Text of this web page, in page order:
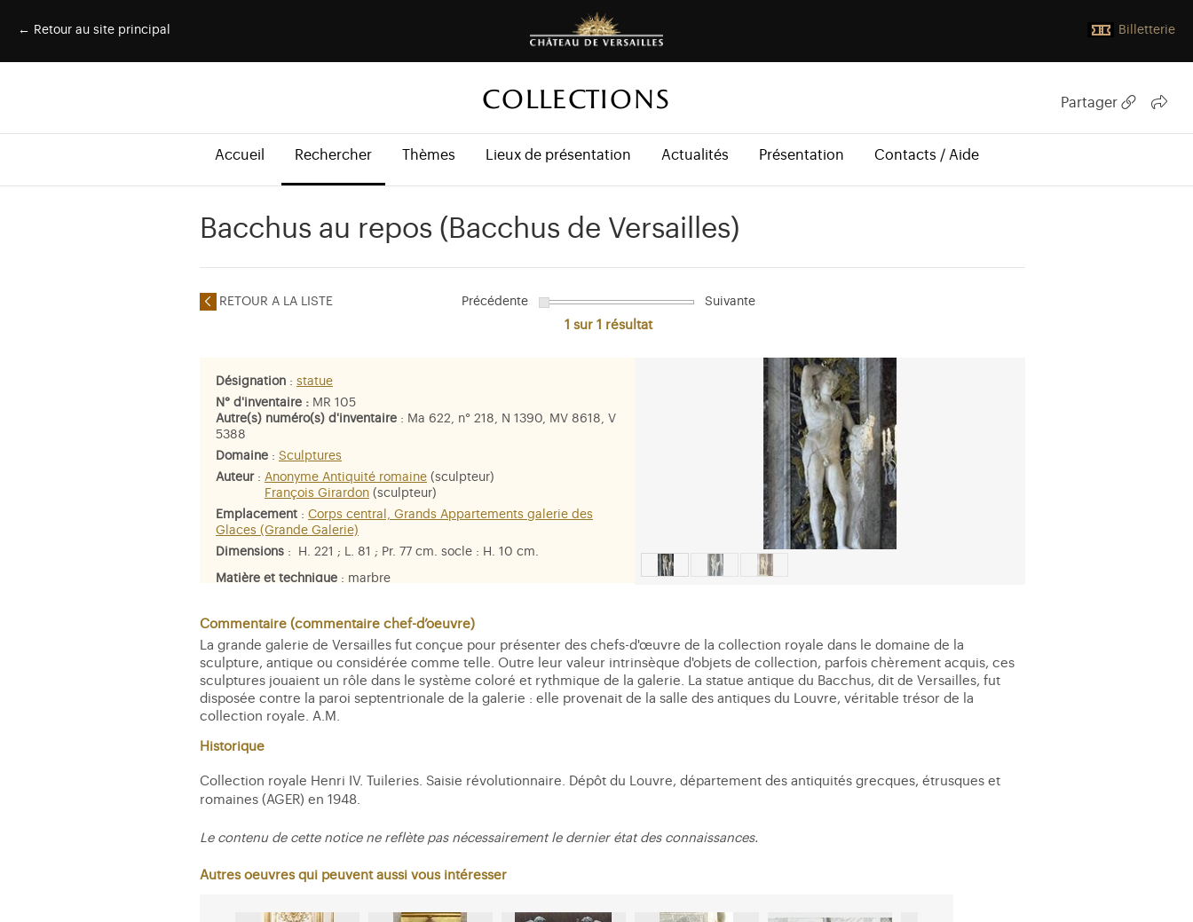
Billetterie
← Retour au site principal
COLLECTIONS Partager
Accueil Rechercher Thèmes Lieux de présentation Actualités Présentation Contacts / Aide
Bacchus au repos (Bacchus de Versailles)
RETOUR A LA LISTE Précédente Suivante
1 sur 1 résultat
Désignation : statue
N° d'inventaire : MR 105
Autre(s) numéro(s) d'inventaire : Ma 622, n° 218, N 1390, MV 8618, V
5388
Domaine : Sculptures
Auteur: Anonyme Antiquité romaine (sculpteur)
François Girardon (sculpteur)
Emplacement : Corps central, Grands Appartements galerie des
Glaces (Grande Galerie)
Dimensions : H. 221 ; L. 81 ; Pr. 77 cm. socle : H. 10 cm.
Matière et technique : marbre
Commentaire (commentaire chef-d’oeuvre)
La grande galerie de Versailles fut conçue pour présenter des chefs-d'œuvre de la collection royale dans le domaine de la
sculpture, antique ou considérée comme telle. Outre leur valeur intrinsèque d'objets de collection, parfois chèrement acquis, ces
sculptures jouaient un rôle dans le système coloré et rythmique de la galerie. La statue antique du Bacchus, dit de Versailles, fut
disposée contre la paroi septentrionale de la galerie : elle provenait de la salle des antiques du Louvre, véritable trésor de la
collection royale. A.M.
Historique
Collection royale Henri IV. Tuileries. Saisie révolutionnaire. Dépôt du Louvre, département des antiquités grecques, étrusques et
romaines (AGER) en 1948.
Le contenu de cette notice ne reflète pas nécessairement le dernier état des connaissances.
Autres oeuvres qui peuvent aussi vous intéresser